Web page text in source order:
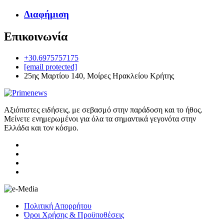
Διαφήμιση
Επικοινωνία
+30.6975757175
[email protected]
25ης Μαρτίου 140, Μοίρες Ηρακλείου Κρήτης
Αξιόπιστες ειδήσεις, με σεβασμό στην παράδοση και το ήθος.
Μείνετε ενημερωμένοι για όλα τα σημαντικά γεγονότα στην
Ελλάδα και τον κόσμο.
Πολιτική Απορρήτου
Όροι Χρήσης & Προϋποθέσεις